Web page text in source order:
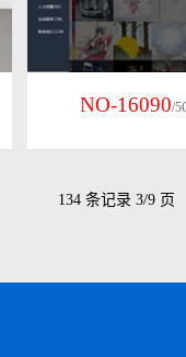
NO-16090/
134 条记录 3/9 页